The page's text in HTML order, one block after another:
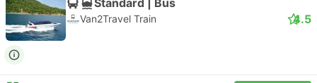
Van2Travel Train 4.5